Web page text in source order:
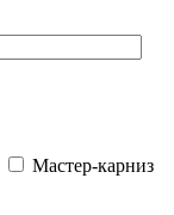
Мастер-карниз